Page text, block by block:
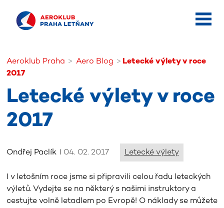
Aeroklub Praha Aero Blog
Letecké výlety v roce
2017
Letecké výlety v roce
2017
Ondřej Paclík 04. 02. 2017 Letecké výlety
I v letošním roce jsme si připravili celou řadu leteckých
výletů. Vydejte se na některý s našimi instruktory a
cestujte volně letadlem po Evropě! O náklady se můžete